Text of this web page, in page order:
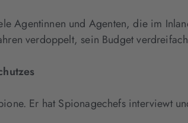
Agentinnen und Agenten, die im
verdoppelt, sein Budget
Er hat Spionagechefs interviewt